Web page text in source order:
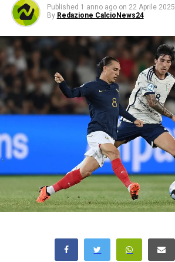
Published 1 anno ago on 22 Aprile 2025
By Redazione CalcioNews24